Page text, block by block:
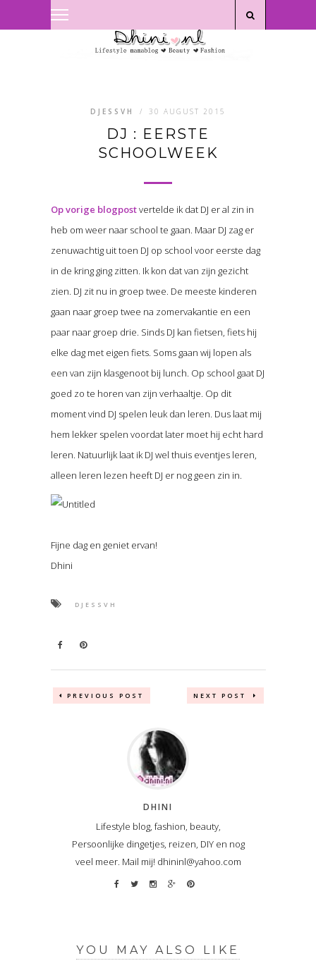
DJESSVH / 30 AUGUST 2015
DJ : EERSTE
SCHOOLWEEK
Op vorige blogpostvertelde ik dat DJ er al zin in
heb om weer naar school te gaan. Maar DJ zag er
zenuwachtig uit toen DJ op school voor eerste dag
in de kring ging zitten. Ik kon dat van zijn gezicht
zien. DJ zit nu in groep twee. De meeste kinderen
gaan naar groep twee na zomervakantie en een
paar naar groep drie. Sinds DJ kan fietsen, fiets hij
elke dag met eigen fiets. Soms gaan wij lopen als
een van zijn klasgenoot bij lunch. Op school gaat DJ
goed zo te horen van zijn verhaaltje. Op dit
moment vind DJ spelen leuk dan leren. Dus laat mij
hem lekker spelen voordat later moet hij echt hard
leren. Natuurlijk laat ik DJ wel thuis eventjes leren,
alleen leren lezen heeft DJ er nog geen zin in.
Fijne dag en geniet ervan!
Dhini
DJESSVH
PREVIOUS POST NEXT POST
DHINI
Lifestyle blog, fashion, beauty,
Persoonlijke dingetjes, reizen, DIY en nog
veel meer. Mail mij! dhininl@yahoo.com
YOU MAY ALSO LIKE